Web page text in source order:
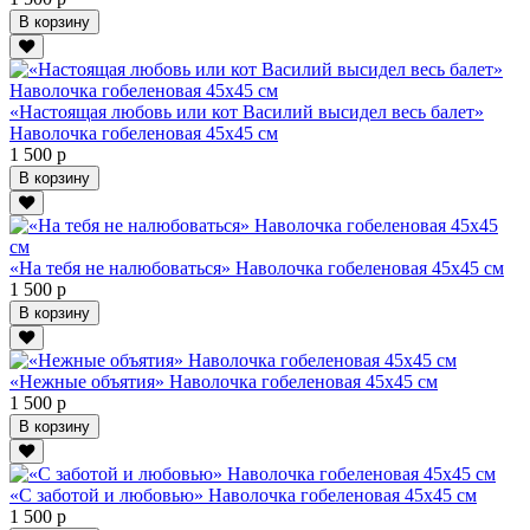
В корзину
«Настоящая любовь или кот Василий высидел весь балет»
Наволочка гобеленовая 45х45 см
1 500 р
В корзину
«На тебя не налюбоваться» Наволочка гобеленовая 45х45 см
1 500 р
В корзину
«Нежные объятия» Наволочка гобеленовая 45х45 см
1 500 р
В корзину
«С заботой и любовью» Наволочка гобеленовая 45х45 см
1 500 р